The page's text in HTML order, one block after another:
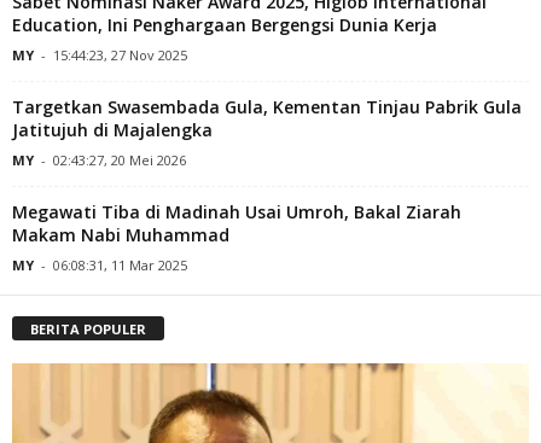
Education, Ini Penghargaan Bergengsi Dunia Kerja
MY - 15:44:23, 27 Nov 2025
Targetkan Swasembada Gula, Kementan Tinjau Pabrik Gula
Jatitujuh di Majalengka
MY - 02:43:27, 20 Mei 2026
Megawati Tiba di Madinah Usai Umroh, Bakal Ziarah
Makam Nabi Muhammad
MY - 06:08:31, 11 Mar 2025
BERITA POPULER